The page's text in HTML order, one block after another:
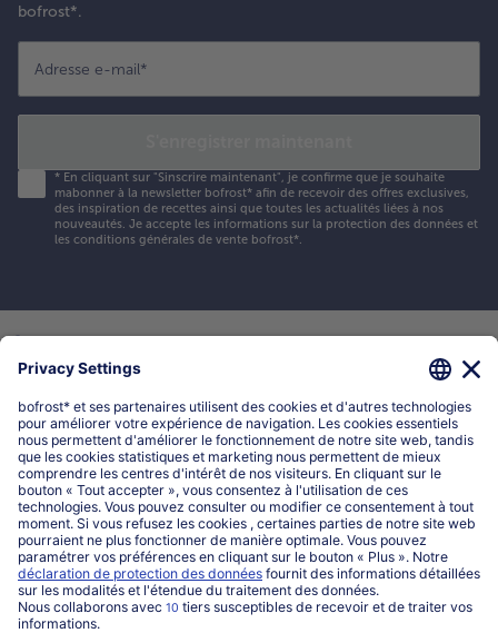
bofrost*.
Adresse e-mail*
* En cliquant sur "Sinscrire maintenant", je confirme que je souhaite
mabonner à la newsletter bofrost* afin de recevoir des offres exclusives,
des inspiration de recettes ainsi que toutes les actualités liées à nos
nouveautés. Je accepte les informations sur la protection des données et
les conditions générales de vente bofrost*.
www.bofrost.be
service@bofrost.be
016 98 1919
Lun-Ven: 9h - 19h et Sa: 9h - 13h
Service
Qui sommes-nous?